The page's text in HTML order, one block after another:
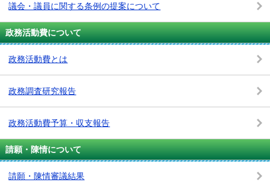
議会・議員に関する条例の提案について
政務活動費について
政務活動費とは
政務調査研究報告
政務活動費予算・収支報告
請願・陳情について
請願・陳情審議結果